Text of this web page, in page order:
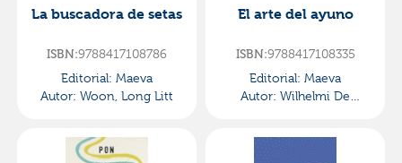
La buscadora de setas
ISBN:9788417108786
Editorial: Maeva
Autor: Woon, Long Litt
El arte del ayuno
ISBN:9788417108335
Editorial: Maeva
Autor: Wilhelmi De